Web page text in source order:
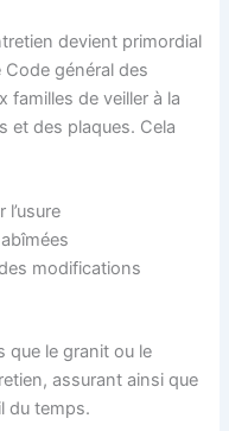
devient primordial
Code général des
familles de veiller à la
et des plaques. Cela
modifications
que le granit ou le
assurant ainsi que
du temps.